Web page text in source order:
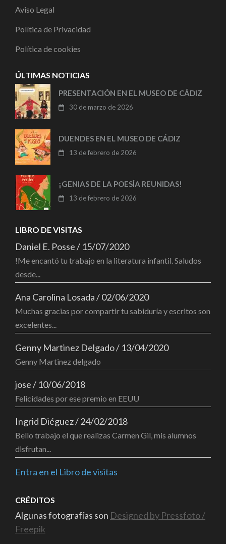
Aviso Legal
Política de Privacidad
Política de cookies
ÚLTIMAS NOTICIAS
PRESENTACIÓN EN EL MUSEO DE CÁDIZ
30 de marzo de 2026
DUENDES EN EL MUSEO DE CÁDIZ
13 de febrero de 2026
¡GENIAS DE LA POESÍA REUNIDAS!
13 de febrero de 2026
LIBRO DE VISITAS
Daniel E. Posse/ 15/07/2020
!Me encantó tu trabajo en la literatura infantil. Saludos
desde...
Ana Carolina Losada/02/06/2020
Muchas gracias por compartir tu sabiduría y escritos son
excelentes...
Genny Martinez Delgado/ 13/04/2020
Genny Martinez delgado
jose/ 10/06/2018
Felicidades por ese premio en EEUU
Ingrid Diéguez/24/02/2018
Bello trabajo el que realizas Carmen Gil, mis alumnos
disfrutan...
Entra en el Libro de visitas
CRÉDITOS
Algunas fotografías son Designed by Pressfoto /
Freepik